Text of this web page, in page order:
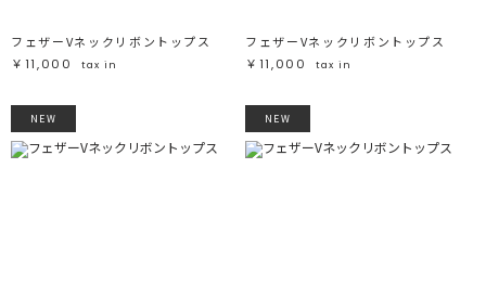
フェザーVネックリボントップス
￥11,000
tax in
フェザーVネックリボントップス
￥11,000
tax in
NEW NEW